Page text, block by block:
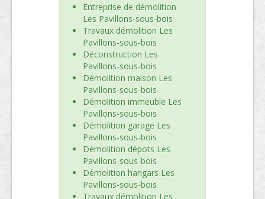
Entreprise de démolition
Les Pavillons-sous-bois
Travaux démolition Les
Pavillons-sous-bois
Déconstruction Les
Pavillons-sous-bois
Démolition maison Les
Pavillons-sous-bois
Démolition immeuble Les
Pavillons-sous-bois
Démolition garage Les
Pavillons-sous-bois
Démolition dépots Les
Pavillons-sous-bois
Démolition hangars Les
Pavillons-sous-bois
Travaux démolition Les